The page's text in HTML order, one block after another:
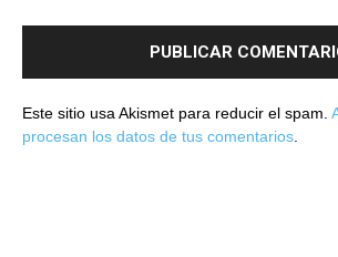
Este sitio usa Akismet para reducir el spam.
procesan los datos de tus comentarios